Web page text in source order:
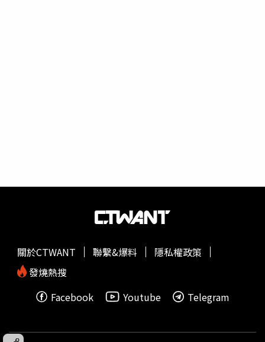
關於CTWANT 聯繫&爆料
隱私權政策
發燒熱搜
Facebook
Youtube Telegram